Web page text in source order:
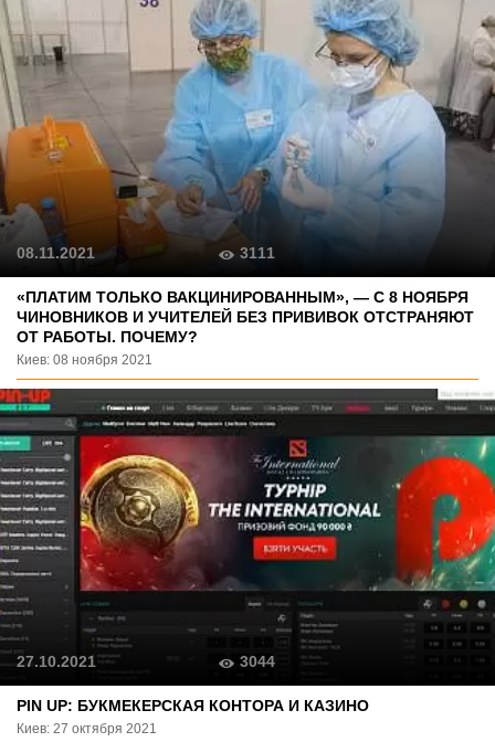
«ПЛАТИМ ТОЛЬКО ВАКЦИНИРОВАННЫМ», — С 8 НОЯБРЯ
ЧИНОВНИКОВ И УЧИТЕЛЕЙ БЕЗ ПРИВИВОК ОТСТРАНЯЮТ
ОТ РАБОТЫ. ПОЧЕМУ?
Киев: 08 ноября 2021
08.11.2021 3111
PIN UP: БУКМЕКЕРСКАЯ КОНТОРА И КАЗИНО
Киев: 27 октября 2021
27.10.2021 3044